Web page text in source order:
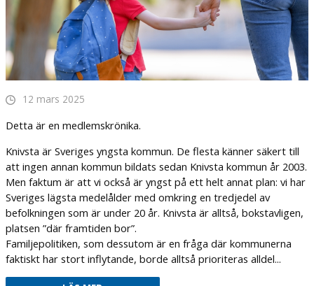
12 mars 2025
Detta är en medlemskrönika.
Knivsta är Sveriges yngsta kommun. De flesta känner säkert till
att ingen annan kommun bildats sedan Knivsta kommun år 2003.
Men faktum är att vi också är yngst på ett helt annat plan: vi har
Sveriges lägsta medelålder med omkring en tredjedel av
befolkningen som är under 20 år. Knivsta är alltså, bokstavligen,
platsen ”där framtiden bor”.
Familjepolitiken, som dessutom är en fråga där kommunerna
faktiskt har stort inflytande, borde alltså prioriteras alldel...